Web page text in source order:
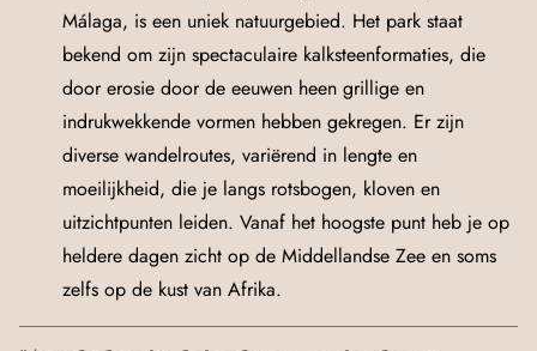
Málaga, is een uniek natuurgebied. Het park staat
bekend om zijn spectaculaire kalksteenformaties, die
door erosie door de eeuwen heen grillige en
indrukwekkende vormen hebben gekregen. Er zijn
diverse wandelroutes, variërend in lengte en
moeilijkheid, die je langs rotsbogen, kloven en
uitzichtpunten leiden. Vanaf het hoogste punt heb je op
heldere dagen zicht op de Middellandse Zee en soms
zelfs op de kust van Afrika.